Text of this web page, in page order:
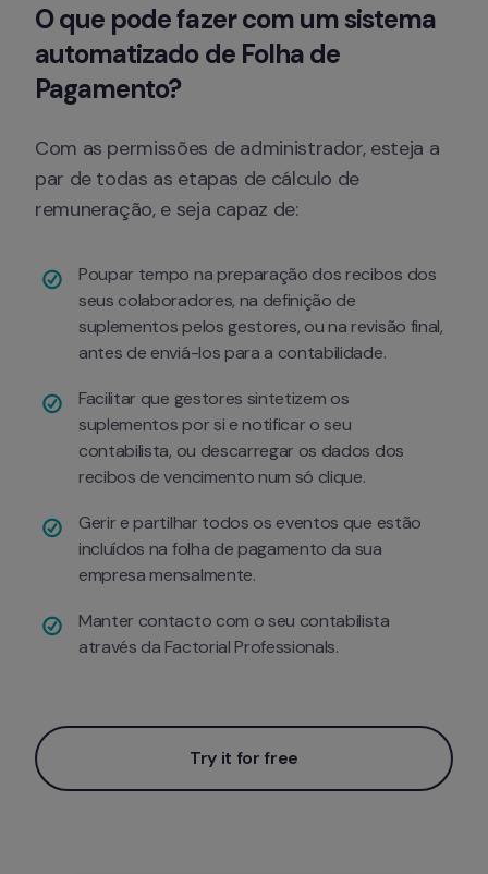
O que pode fazer com um sistema
automatizado de Folha de
Pagamento?
Com as permissões de administrador, esteja a
par de todas as etapas de cálculo de
remuneração, e seja capaz de:
Poupar tempo na preparação dos recibos dos
seus colaboradores, na definição de
suplementos pelos gestores, ou na revisão final,
antes de enviá-los para a contabilidade.
Facilitar que gestores sintetizem os
suplementos por si e notificar o seu
contabilista, ou descarregar os dados dos
recibos de vencimento num só clique.
Gerir e partilhar todos os eventos que estão
incluídos na folha de pagamento da sua
empresa mensalmente.
Manter contacto com o seu contabilista
através da Factorial Professionals.
Try it for free